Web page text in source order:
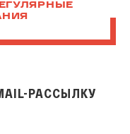
РАССЫЛКУ